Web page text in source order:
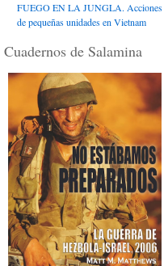
FUEGO EN LA JUNGLA. Acciones
de pequeñas unidades en Vietnam
Cuadernos de Salamina